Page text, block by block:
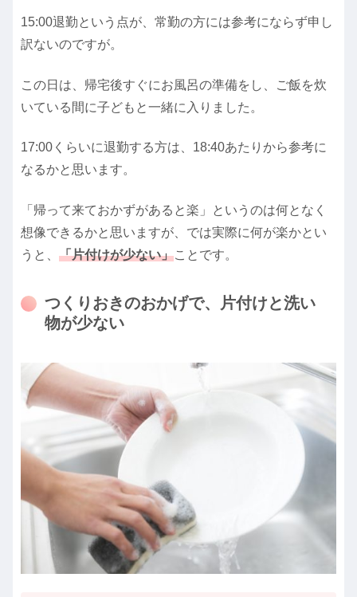
15:00退勤という点が、常勤の方には参考にならず申し
訳ないのですが。
この日は、帰宅後すぐにお風呂の準備をし、ご飯を炊
いている間に子どもと一緒に入りました。
17:00くらいに退勤する方は、18:40あたりから参考に
なるかと思います。
「帰って来ておかずがあると楽」というのは何となく
想像できるかと思いますが、では実際に何が楽かとい
うと、 「片付けが少ない」ことです。
つくりおきのおかげで、片付けと洗い
物が少ない